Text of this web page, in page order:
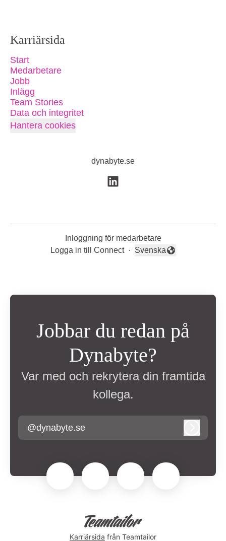
Karriärsida
Start
Medarbetare
Jobb
Inlägg
Team Stories
Data och integritet
Hantera cookies
dynabyte.se
Inloggning för medarbetare
Logga in till Connect
·
Byt språk
Svenska
Jobbar du redan på
Dynabyte?
Var med och rekrytera din framtida
kollega.
@dynabyte.se
Karriärsida från Teamtailor